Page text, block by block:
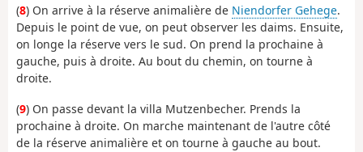
(8) On arrive à la réserve animalière de Niendorfer Gehege.
Depuis le point de vue, on peut observer les daims. Ensuite,
on longe la réserve vers le sud. On prend la prochaine à
gauche, puis à droite. Au bout du chemin, on tourne à
droite.
(9) On passe devant la villa Mutzenbecher. Prends la
prochaine à droite. On marche maintenant de l'autre côté
de la réserve animalière et on tourne à gauche au bout.